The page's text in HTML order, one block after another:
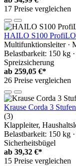
17 Preise vergleichen
HAILO S100
Multifunktionsleiter ·
Belastbarkeit: 150 kg
Spreizsicherung
ab 259,05 €*
26 Preise vergleichen
Krause Corda 3
(3)
Klappleiter,
Belastbarkeit: 150 kg
Sicherheitsbügel
ab 39,32 €*
15 Preise vergleichen